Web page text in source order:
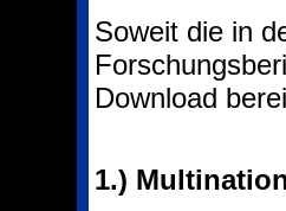
Soweit die in
Download
1.)